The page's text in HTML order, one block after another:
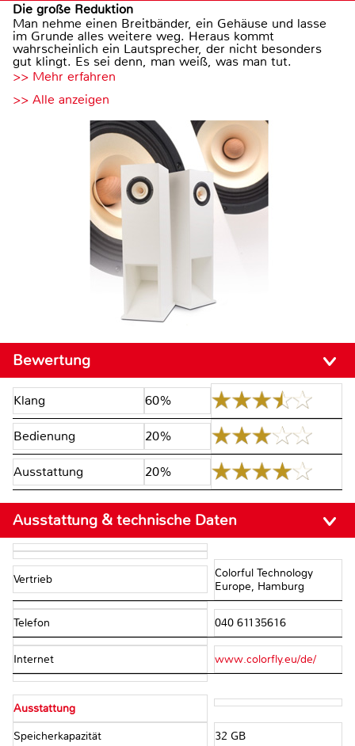
Die große Reduktion
Man nehme einen Breitbänder, ein Gehäuse und lasse
im Grunde alles weitere weg. Heraus kommt
wahrscheinlich ein Lautsprecher, der nicht besonders
gut klingt. Es sei denn, man weiß, was man tut.
>> Mehr erfahren
>> Alle anzeigen
Bewertung
Klang 60%
Bedienung 20%
Ausstattung 20%
Ausstattung & technische Daten
Vertrieb
Colorful Technology
Europe, Hamburg
Telefon 040 61135616
Internet www.colorfly.eu/de/
Ausstattung
Speicherkapazität 32 GB